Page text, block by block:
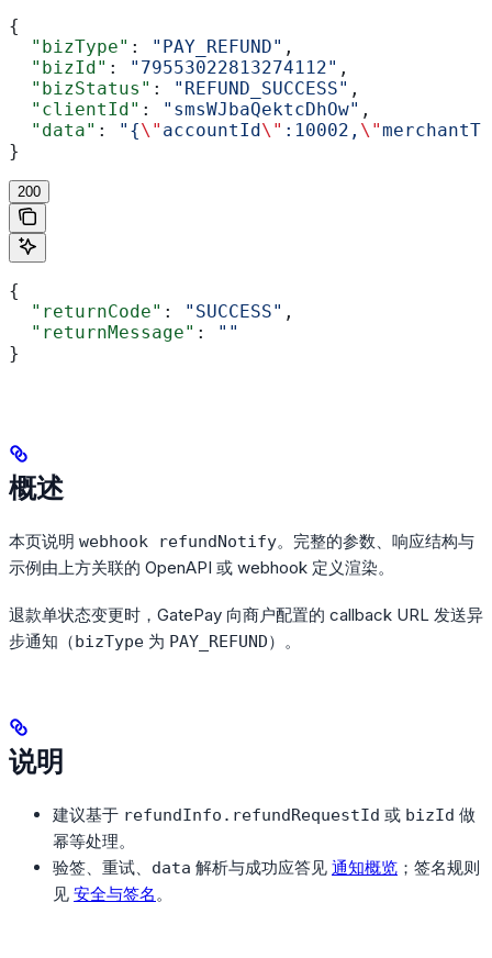
{
  "bizType"
: "PAY_REFUND" ,
  "bizId"
: "79553022813274112" ,
  "bizStatus"
: "REFUND_SUCCESS" ,
  "clientId"
: "smsWJbaQektcDhOw" ,
  "data"
: "{\" accountId\" :10002, \"
}
200
{
  "returnCode"
: "SUCCESS" ,
  "returnMessage"
:
""
}
概述
本页说明 webhook refundNotify。完整的参数、响应结构与
示例由上方关联的 OpenAPI 或 webhook 定义渲染。
退款单状态变更时，GatePay 向商户配置的 callback URL 发送异
步通知（bizType 为 PAY_REFUND）。
说明
建议基于 refundInfo.refundRequestId 或 bizId 做
幂等处理。
验签、重试、 data 解析与成功应答见 通知概览 ；签名规则
见 安全与签名 。